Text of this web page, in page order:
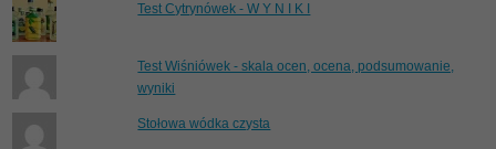
Test Cytrynówek - W Y N I K I
Test Wiśniówek - skala ocen, ocena, podsumowanie,
wyniki
Stołowa wódka czysta